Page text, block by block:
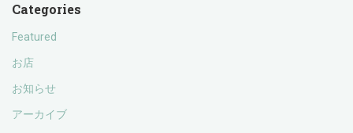
Categories
Featured
お店
お知らせ
アーカイブ